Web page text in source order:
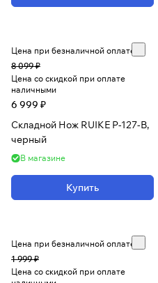
Цена при безналичной оплате
8 099 ₽
Цена со скидкой при оплате
наличными
6 999 ₽
Складной Нож RUIKE P-127-B,
черный
В магазине
Купить
Цена при безналичной оплате
1 999 ₽
Цена со скидкой при оплате